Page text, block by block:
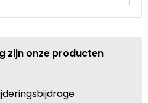
zijn onze producten